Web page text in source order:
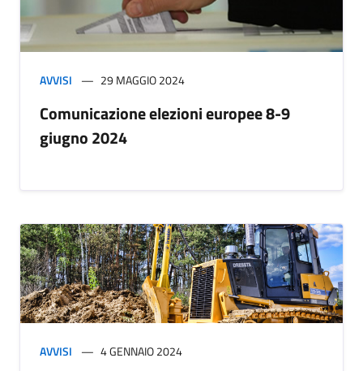
AVVISI 29 MAGGIO 2024
Comunicazione elezioni europee 8-9
giugno 2024
AVVISI 4 GENNAIO 2024